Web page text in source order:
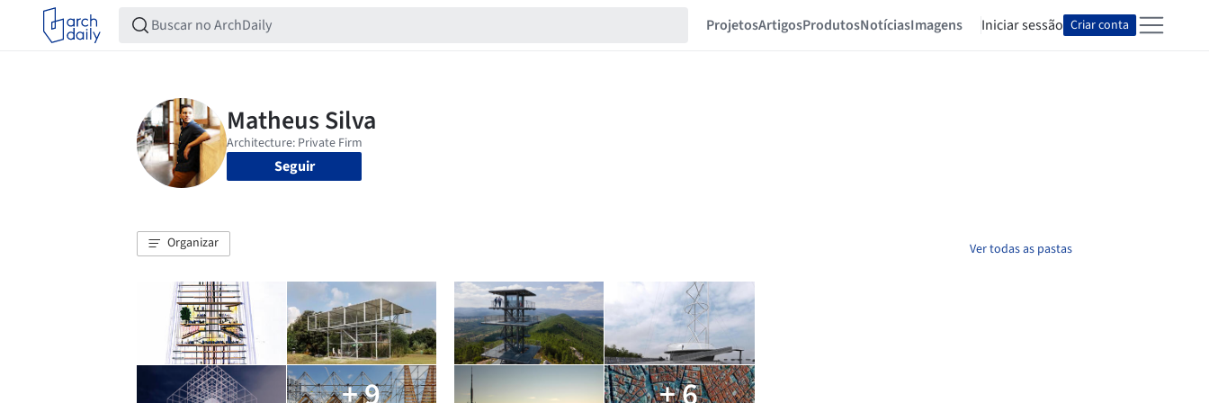
ProjetosArtigosProdutosNotíciasImagens Iniciar sessão Criar conta
Seguir
Organizar Ver todas as pastas